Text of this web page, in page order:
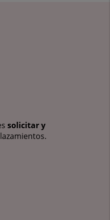
solicitar y